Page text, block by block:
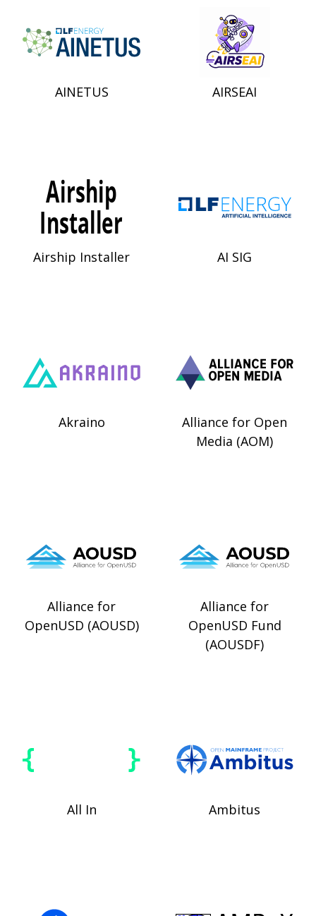
AINETUS AIRSEAI
Airship Installer AI SIG
Akraino
Alliance for Open
Media (AOM)
Alliance for
OpenUSD (AOUSD)
Alliance for
OpenUSD Fund
(AOUSDF)
All In Ambitus